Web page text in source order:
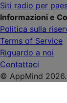
Siti radio per
Informazioni e
Politica sulla
Terms of Service
Riguardo a noi
Contattaci
© AppMind